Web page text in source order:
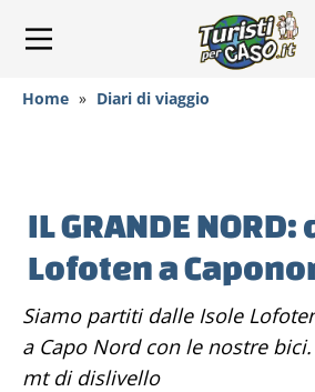
Home » Diari di viaggio
IL GRANDE
Lofoten a
Siamo partiti dalle Isole Lofoten e siamo arrivati
a Capo Nord con le nostre
mt di dislivello